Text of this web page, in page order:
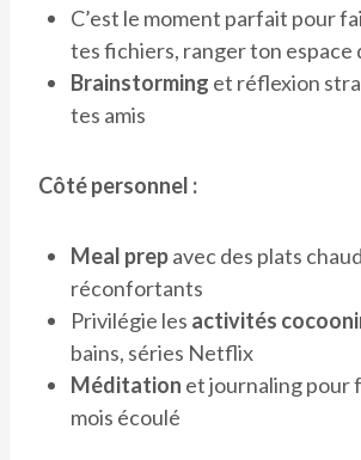
C’est le moment parfait pour
tes fichiers, ranger ton espace
Brainstorming et réflexion
tes amis
Côté personnel :
Meal prepavec des plats
réconfortants
Privilégie les activités
bains, séries Netflix
Méditation et journaling pour
mois écoulé